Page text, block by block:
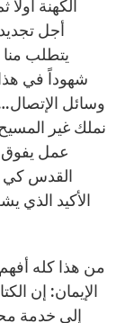
الكهنة
أجل
يتطلب منا
شهوداً في هذا
وسائل
نملك غير المسيح
عمل يفوق
القدس كي
الأكيد الذي
الإيمان: إن
إلى خدمة